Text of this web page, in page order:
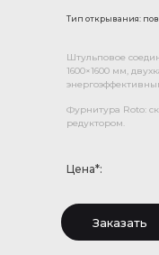
Тип открывания:
Цена*:
Штульповое
1600×1600 мм,
Фурнитура Roto:
редуктором.
Заказать